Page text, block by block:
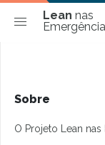
Lean nas
Sobre
O Projeto Lean